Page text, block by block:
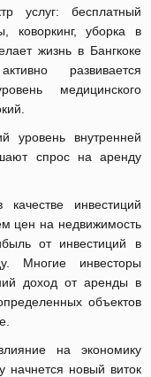
услуг: бесплатный
коворкинг, уборка в
жизнь в Бангкоке
развивается
медицинского
уровень внутренней
спрос на аренду
инвестиций
цен на недвижимость
от инвестиций в
Многие инвесторы
доход от аренды в
объектов
на экономику
начнется новый виток